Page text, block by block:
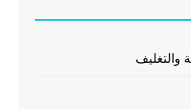
والتغليف